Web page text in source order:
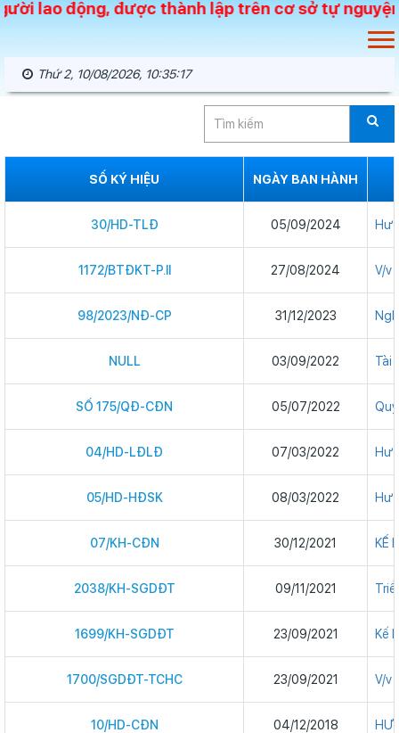
động, được thành lập trên cơ sở tự
Thứ 2, 10/08/2026, 10:35:18
SỐ KÝ HIỆU NGÀY BAN HÀNH
30/HD-TLĐ 05/09/2024
1172/BTĐKT-P.II 27/08/2024 V/v
98/2023/NĐ-CP 31/12/2023
NULL 03/09/2022 Tài
SỐ 175/QĐ-CĐN 05/07/2022
04/HD-LĐLĐ 07/03/2022
05/HD-HĐSK 08/03/2022
07/KH-CĐN 30/12/2021 KẾ
2038/KH-SGDĐT 09/11/2021
1699/KH-SGDĐT 23/09/2021 Kế
1700/SGDĐT-TCHC 23/09/2021 V/v
10/HD-CĐN 04/12/2018